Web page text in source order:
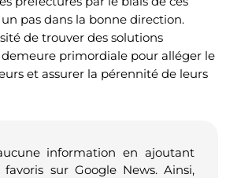
pas dans la bonne direction.
de trouver des solutions
primordiale pour alléger le
et assurer la pérennité de leurs
information en ajoutant
favoris sur Google News. Ainsi,